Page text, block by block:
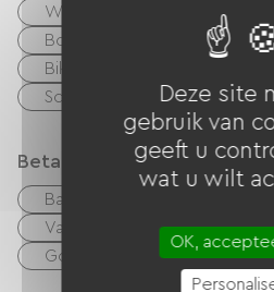
Wildwatersporten
Boulodrome / Pétanque
Bike
Schaduwrijke picknickplaats
Betaalmethoden
Bankkaart
Vakantiebonnen (ANCV)
Goede CAF
Deze site
gebruik van
geeft u
wat u wilt
OK,